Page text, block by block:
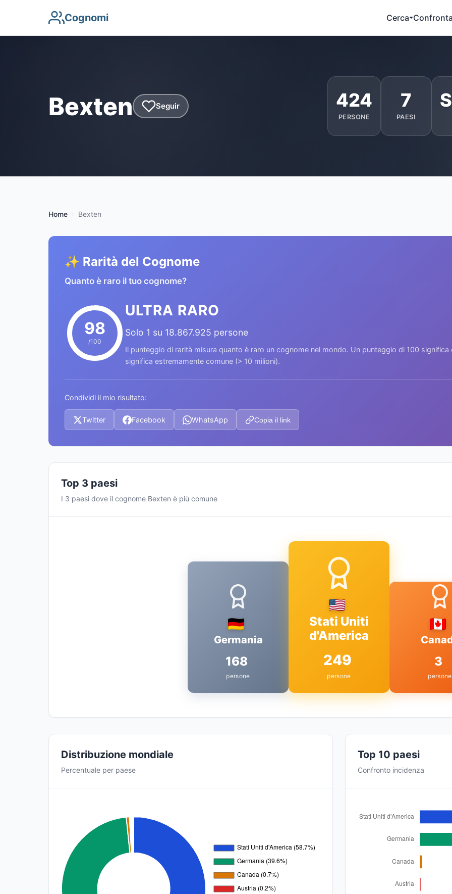
Cognomi Cerca
Bexten Seguir 424
PERSONE
7
PAESI
Home Bexten
✨ Rarità del Cognome
Quanto è raro il tuo cognome?
98
/100
ULTRA RARO
Solo 1 su 18.867.925 persone
Il punteggio di rarità misura quanto è raro un cognome nel mondo. Un punteggio di 100
significa estremamente comune (> 10 milioni).
Condividi il mio risultato:
Twitter Facebook WhatsApp Copia il link
Top 3 paesi
I 3 paesi dove il cognome Bexten è più comune
Germania
168
persone
Stati Uniti
d'America
249
persone
3
persone
Distribuzione mondiale
Percentuale per paese
Top 10 paesi
Confronto incidenza